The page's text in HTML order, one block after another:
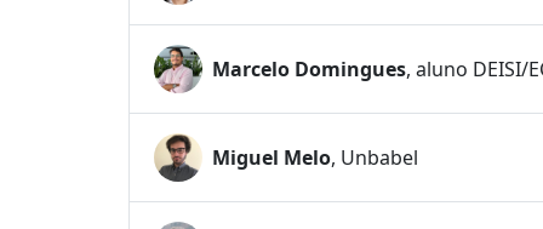
Marcelo Domingues, aluno DEISI/
Miguel Melo, Unbabel